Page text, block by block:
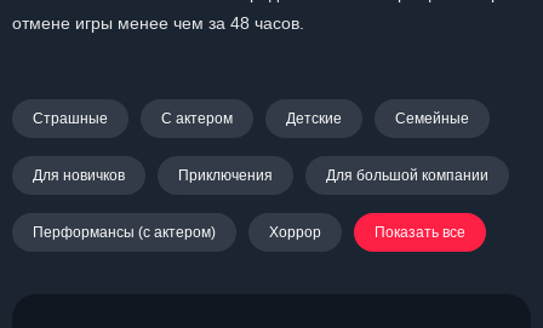
отмене игры менее чем за 48 часов.
Страшные С актером Детские Семейные
Для новичков Приключения Для большой компании
Перформансы (с актером) Хоррор Показать все